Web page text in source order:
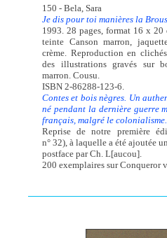
150 - Bela, Sara
Je dis pour toi manières la
1993. 28 pages, format 16 x
teinte Canson marron,
crème. Reproduction en
des illustrations gravés sur
marron. Cousu.
ISBN 2-86288-123-6.
Contes et bois nègres. Un
né pendant la dernière guerre
français, malgré le
Reprise de notre première
n° 32), à laquelle a été ajoutée
postface par Ch. L[aucou].
200 exemplaires sur Conqueror